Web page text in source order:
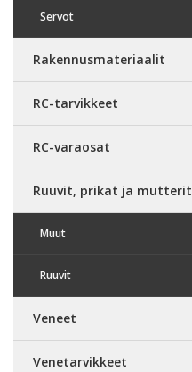
Servot
Rakennusmateriaalit
RC-tarvikkeet
RC-varaosat
Ruuvit, prikat ja mutterit
Muut
Ruuvit
Veneet
Venetarvikkeet